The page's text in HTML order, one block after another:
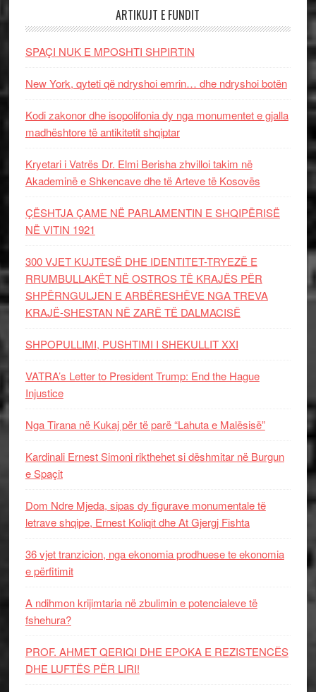
ARTIKUJT E FUNDIT
SPAÇI NUK E MPOSHTI SHPIRTIN
New York, qyteti që ndryshoi emrin… dhe ndryshoi botën
Kodi zakonor dhe isopolifonia dy nga monumentet e gjalla
madhështore të antikitetit shqiptar
Kryetari i Vatrës Dr. Elmi Berisha zhvilloi takim në
Akademinë e Shkencave dhe të Arteve të Kosovës
ÇËSHTJA ÇAME NË PARLAMENTIN E SHQIPËRISË
NË VITIN 1921
300 VJET KUJTESË DHE IDENTITET-TRYEZË E
RRUMBULLAKËT NË OSTROS TË KRAJËS PËR
SHPËRNGULJEN E ARBËRESHËVE NGA TREVA
KRAJË-SHESTAN NË ZARË TË DALMACISË
SHPOPULLIMI, PUSHTIMI I SHEKULLIT XXI
VATRA’s Letter to President Trump: End the Hague
Injustice
Nga Tirana në Kukaj për të parë “Lahuta e Malësisë”
Kardinali Ernest Simoni rikthehet si dëshmitar në Burgun
e Spaçit
Dom Ndre Mjeda, sipas dy figurave monumentale të
letrave shqipe, Ernest Koliqit dhe At Gjergj Fishta
36 vjet tranzicion, nga ekonomia prodhuese te ekonomia
e përfitimit
A ndihmon krijimtaria në zbulimin e potencialeve të
fshehura?
PROF. AHMET QERIQI DHE EPOKA E REZISTENCЁS
DHE LUFTЁS PЁR LIRI!